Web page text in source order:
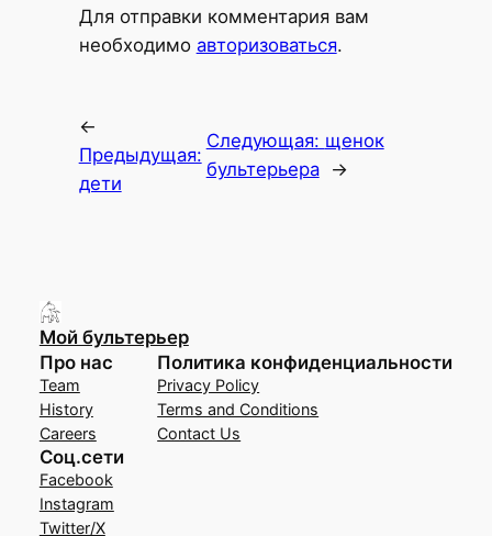
Для отправки комментария вам
необходимо авторизоваться.
←
Предыдущая:
дети
Следующая: щенок
бультерьера
→
Мой бультерьер
Про нас
Team
History
Careers
Политика конфиденциальности
Privacy Policy
Terms and Conditions
Contact Us
Соц.сети
Facebook
Instagram
Twitter/X